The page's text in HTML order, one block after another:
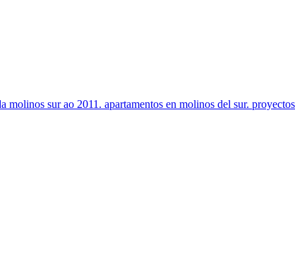
sur ao 2011. apartamentos en molinos del sur.